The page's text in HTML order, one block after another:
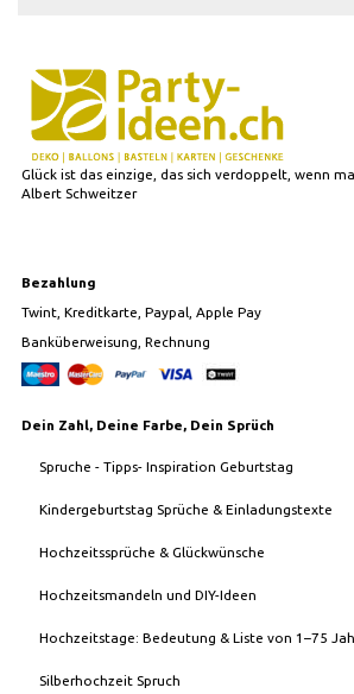
Glück ist das einzige, das sich verdoppelt, wenn
Albert Schweitzer
Bezahlung
Twint, Kreditkarte, Paypal, Apple Pay
Banküberweisung, Rechnung
Dein Zahl, Deine Farbe, Dein Sprüch
Spruche - Tipps- Inspiration Geburtstag
Kindergeburtstag Sprüche & Einladungstexte
Hochzeitssprüche & Glückwünsche
Hochzeitsmandeln und DIY-Ideen
Hochzeitstage: Bedeutung & Liste von 1–75
Silberhochzeit Spruch